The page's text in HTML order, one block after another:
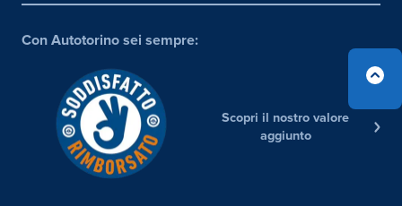
Con Autotorino sei sempre:
Scopri il nostro valore
aggiunto